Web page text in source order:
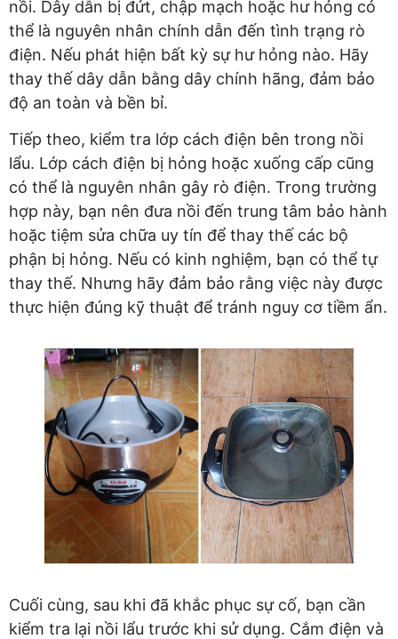
nồi. Dây dẫn bị đứt, chập mạch hoặc hư hỏng có
thể là nguyên nhân chính dẫn đến tình trạng rò
điện. Nếu phát hiện bất kỳ sự hư hỏng nào. Hãy
thay thế dây dẫn bằng dây chính hãng, đảm bảo
độ an toàn và bền bỉ.
Tiếp theo, kiểm tra lớp cách điện bên trong nồi
lẩu. Lớp cách điện bị hỏng hoặc xuống cấp cũng
có thể là nguyên nhân gây rò điện. Trong trường
hợp này, bạn nên đưa nồi đến trung tâm bảo hành
hoặc tiệm sửa chữa uy tín để thay thế các bộ
phận bị hỏng. Nếu có kinh nghiệm, bạn có thể tự
thay thế. Nhưng hãy đảm bảo rằng việc này được
thực hiện đúng kỹ thuật để tránh nguy cơ tiềm ẩn.
Cuối cùng, sau khi đã khắc phục sự cố, bạn cần
kiểm tra lại nồi lẩu trước khi sử dụng. Cắm điện và